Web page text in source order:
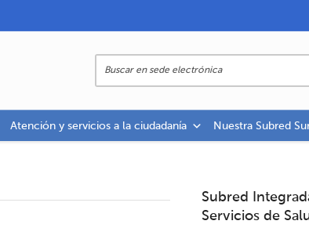
Atención y servicios a la ciudadanía Nuestra Subred
Subred
Servicios de